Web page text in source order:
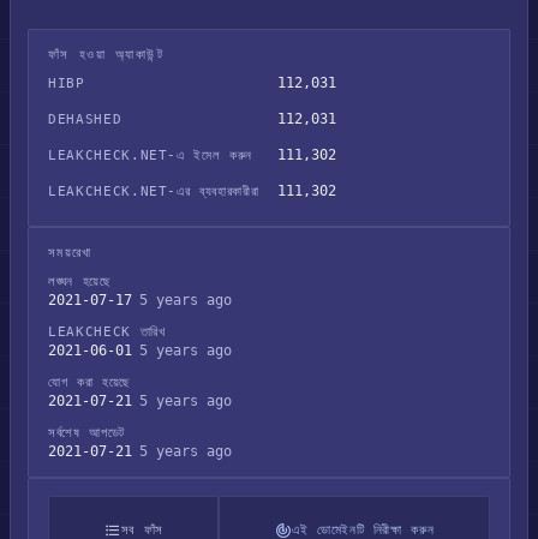
ফাঁস হওয়া অ্যাকাউন্ট
HIBP
112,031
DEHASHED 112,031
LEAKCHECK.NET-এ ইমেল করুন 111,302
LEAKCHECK.NET-এর ব্যবহারকারীরা 111,302
সময়রেখা
লঙ্ঘন হয়েছে
2021-07-17 5 years ago
LEAKCHECK তারিখ
2021-06-01 5 years ago
যোগ করা হয়েছে
2021-07-21 5 years ago
সর্বশেষ আপডেট
2021-07-21 5 years ago
সব ফাঁস এই ডোমেইনটি নিরীক্ষা করুন